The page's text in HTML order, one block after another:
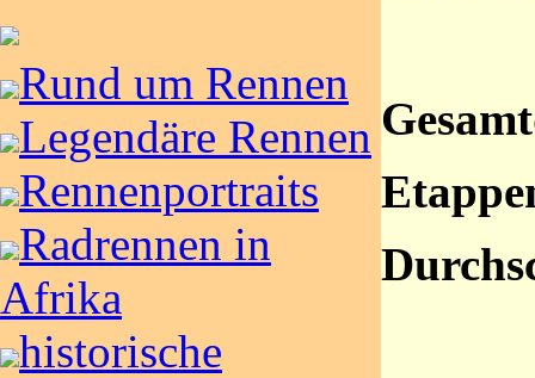
Rund um Rennen
Legendäre Rennen
Rennenportraits
Radrennen in
Afrika
historische